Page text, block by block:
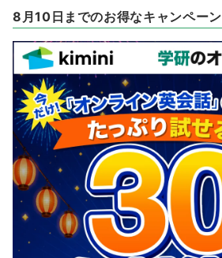
8月10日までのお得なキャンペーン